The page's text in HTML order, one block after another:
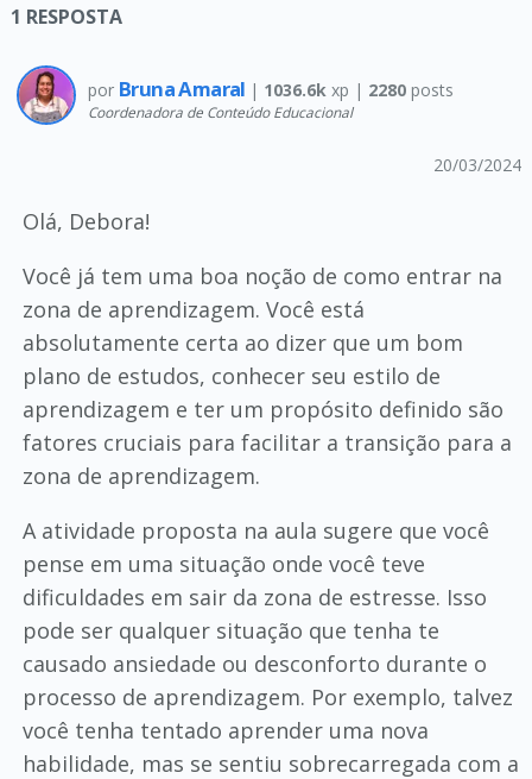
1 RESPOSTA
por Bruna Amaral | 1036.6k xp | 2280 posts
Coordenadora de Conteúdo Educacional
20/03/2024
Olá, Debora!
Você já tem uma boa noção de como entrar na
zona de aprendizagem. Você está
absolutamente certa ao dizer que um bom
plano de estudos, conhecer seu estilo de
aprendizagem e ter um propósito definido são
fatores cruciais para facilitar a transição para a
zona de aprendizagem.
A atividade proposta na aula sugere que você
pense em uma situação onde você teve
dificuldades em sair da zona de estresse. Isso
pode ser qualquer situação que tenha te
causado ansiedade ou desconforto durante o
processo de aprendizagem. Por exemplo, talvez
você tenha tentado aprender uma nova
habilidade, mas se sentiu sobrecarregada com a